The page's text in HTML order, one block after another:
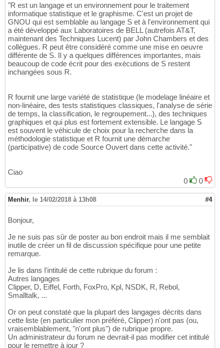
"R est un langage et un environnement pour le traitement
informatique statistique et le graphisme. C'est un projet de
GNOU qui est semblable au langage S et à l'environnement qui
a été développé aux Laboratoires de BELL (autrefois AT&T,
maintenant des Techniques Lucent) par John Chambers et des
collègues. R peut être considéré comme une mise en oeuvre
différente de S. Il y a quelques différences importantes, mais
beaucoup de code écrit pour des exécutions de S restent
inchangées sous R.
R fournit une large variété de statistique (le modelage linéaire et
non-linéaire, des tests statistiques classiques, l'analyse de série
de temps, la classification, le regroupement...), des techniques
graphiques et qui plus est fortement extensible. Le langage S
est souvent le véhicule de choix pour la recherche dans la
méthodologie statistique et R fournit une démarche
(participative) de code Source Ouvert dans cette activité."
Ciao
0
0
Menhir, le 14/02/2018 à 13h08 #4
Bonjour,
Je ne suis pas sûr de poster au bon endroit mais il me semblait
inutile de créer un fil de discussion spécifique pour une petite
remarque.
Je lis dans l'intitulé de cette rubrique du forum :
Autres langages
Clipper, D, Eiffel, Forth, FoxPro, Kpl, NSDK, R, Rebol,
Smalltalk, ...
Or on peut constaté que la plupart des langages décrits dans
cette liste (en particulier mon préféré, Clipper) n'ont pas (ou,
vraisemblablement, "n'ont plus") de rubrique propre.
Un administrateur du forum ne devrait-il pas modifier cet intitulé
pour le remettre à jour ?